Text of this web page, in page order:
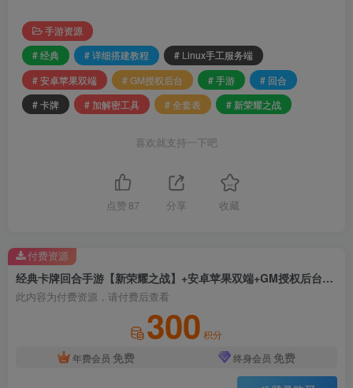
手游资源
# 经典
# 详细搭建教程
# Linux手工服务端
# 安卓苹果双端
# GM授权后台 # 手游
# 回合
# 卡牌
# 加解密工具 # 全套表 # 新荣耀之战
喜欢就支持一下吧
点赞 87 分享 收藏
经典卡牌回合手游【新荣耀之战】+安卓苹果双端+GM授权后台+加解密工具+Linux手工服务端+全套表+详细搭建教程
此内容为付费资源，请付费后查看
300 积分
年费会员 免费 终身会员 免费
付费资源